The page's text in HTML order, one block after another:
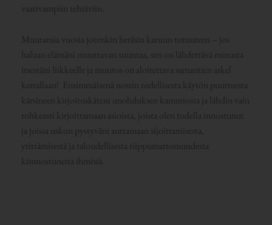
vaativampiin tehtäviin.
Muutamia vuosia jotenkin heräsin karuun totuuteen – jos
haluan elämäni muuttavan suuntaa, sen on lähdettävä minusta
itsestäni liikkeelle ja muutos on aloitettava samantien askel
kerrallaan! Ensimmäisenä nostin todellisesta käytön puutteesta
kärsineen kirjoituskäteni unohduksen kammiosta ja lähdin vain
rohkeasti kirjoittamaan asioista, joista olen todella innostunut
ja joissa uskon pystyväni auttamaan sijoittamisesta,
yrittämisestä ja taloudellisesta riippumattomuudesta
kiinnostuneita ihmisiä.